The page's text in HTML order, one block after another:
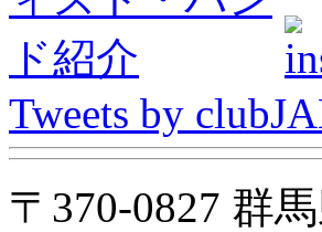
Tweets by
〒370-0827 群